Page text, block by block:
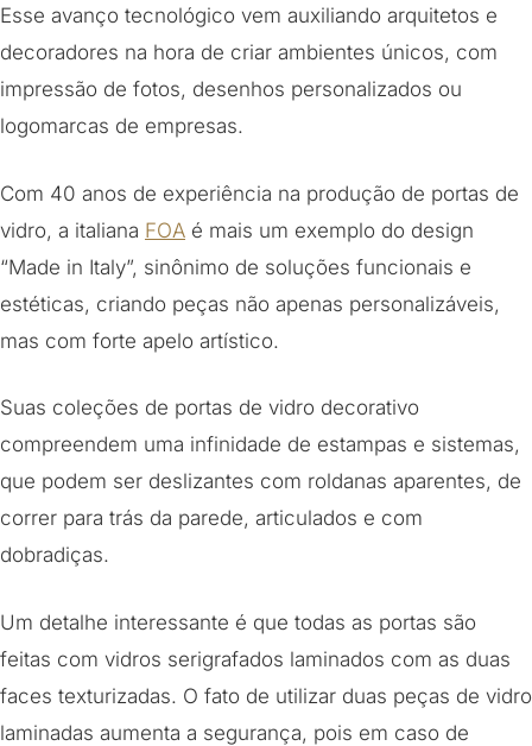
Esse avanço tecnológico vem auxiliando arquitetos e
decoradores na hora de criar ambientes únicos, com
impressão de fotos, desenhos personalizados ou
logomarcas de empresas.
Com 40 anos de experiência na produção de portas de
vidro, a italiana FOA é mais um exemplo do design
“Made in Italy”, sinônimo de soluções funcionais e
estéticas, criando peças não apenas personalizáveis,
mas com forte apelo artístico.
Suas coleções de portas de vidro decorativo
compreendem uma infinidade de estampas e sistemas,
que podem ser deslizantes com roldanas aparentes, de
correr para trás da parede, articulados e com
dobradiças.
Um detalhe interessante é que todas as portas são
feitas com vidros serigrafados laminados com as duas
faces texturizadas. O fato de utilizar duas peças de vidro
laminadas aumenta a segurança, pois em caso de